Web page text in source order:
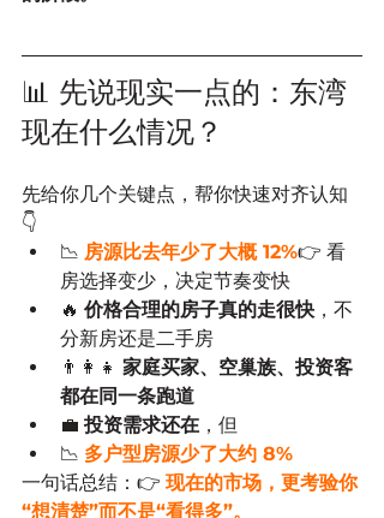
📊 先说现实一点的：东湾
现在什么情况？
先给你几个关键点，帮你快速对齐认知
👇
📉 房源比去年少了大概 12%👉 看
房选择变少，决定节奏变快
🔥 价格合理的房子真的走很快 ，不
分新房还是二手房
👨‍👩‍👧 家庭买家、空巢族、投资客
都在同一条跑道
💼 投资需求还在 ，但
📉 多户型房源少了大约 8%
一句话总结：👉 现在的市场，更考验你
“想清楚”而不是“看得多”。